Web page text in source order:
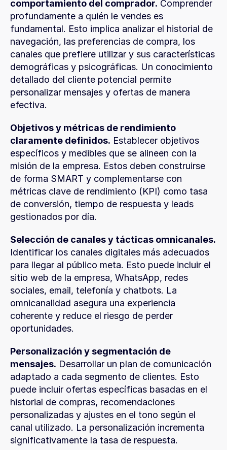
comportamiento del comprador. Comprender
profundamente a quién le vendes es
fundamental. Esto implica analizar el historial de
navegación, las preferencias de compra, los
canales que prefiere utilizar y sus características
demográficas y psicográficas. Un conocimiento
detallado del cliente potencial permite
personalizar mensajes y ofertas de manera
efectiva.
Objetivos y métricas de rendimiento
claramente definidos. Establecer objetivos
específicos y medibles que se alineen con la
misión de la empresa. Estos deben construirse
de forma SMART y complementarse con
métricas clave de rendimiento (KPI) como tasa
de conversión, tiempo de respuesta y leads
gestionados por día.
Selección de canales y tácticas omnicanales.
Identificar los canales digitales más adecuados
para llegar al público meta. Esto puede incluir el
sitio web de la empresa, WhatsApp, redes
sociales, email, telefonía y chatbots. La
omnicanalidad asegura una experiencia
coherente y reduce el riesgo de perder
oportunidades.
Personalización y segmentación de
mensajes. Desarrollar un plan de comunicación
adaptado a cada segmento de clientes. Esto
puede incluir ofertas específicas basadas en el
historial de compras, recomendaciones
personalizadas y ajustes en el tono según el
canal utilizado. La personalización incrementa
significativamente la tasa de respuesta.